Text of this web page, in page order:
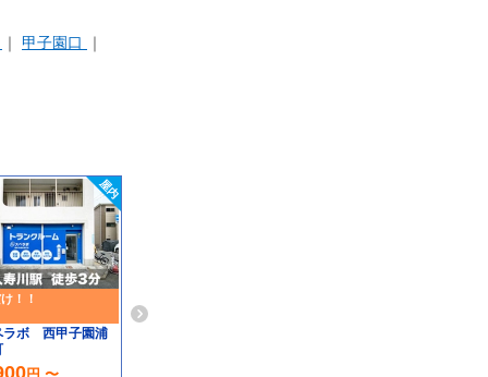
甲子園口
！！
ラボ 西甲子園浦